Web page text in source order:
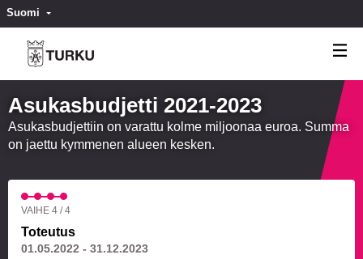
Suomi Valitse kieli
Asukasbudjetti 2021-2023
Asukasbudjettiin on varattu kolme miljoonaa euroa. Summa
on jaettu kymmenen alueen kesken.
VAIHE 4 / 4
Toteutus
01.05.2022 - 31.12.2023